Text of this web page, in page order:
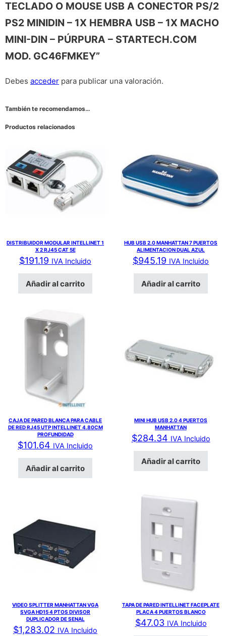
TECLADO O MOUSE USB A CONECTOR PS/2
PS2 MINIDIN – 1X HEMBRA USB – 1X MACHO
MINI-DIN – PÚRPURA – STARTECH.COM
MOD. GC46FMKEY”
Debes acceder para publicar una valoración.
También te recomendamos…
Productos relacionados
DISTRIBUIDOR MODULAR INTELLINET 1
X 2 RJ45 CAT 5E
$191.19 IVA Incluido
Añadir al carrito
HUB USB 2.0 MANHATTAN 7 PUERTOS
ALIMENTACION DUAL AZUL
$945.19 IVA Incluido
Añadir al carrito
CAJA DE PARED BLANCA PARA CABLE
DE RED RJ45 UTP INTELLINET 4.80CM
PROFUNDIDAD
$101.64 IVA Incluido
Añadir al carrito
MINI HUB USB 2.0 4 PUERTOS
MANHATTAN
$284.34 IVA Incluido
Añadir al carrito
VIDEO SPLITTER MANHATTAN VGA
SVGA HD15 4 PTOS DIVISOR
DUPLICADOR DE SENAL
$1,283.02 IVA Incluido
TAPA DE PARED INTELLINET FACEPLATE
PLACA 4 PUERTOS BLANCO
$47.03 IVA Incluido